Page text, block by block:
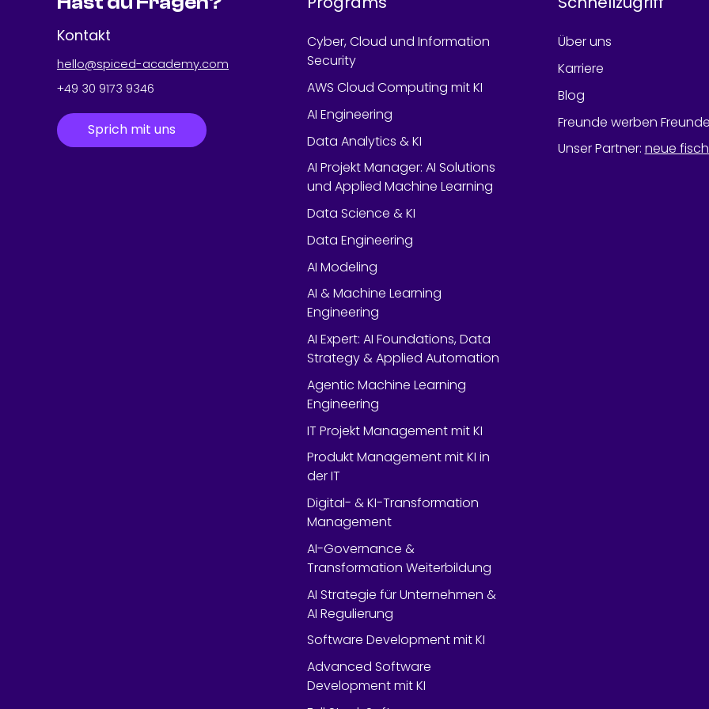
Kontakt
hello@spiced-academy.com
+49 30 9173 9346
Sprich mit uns
Cyber, Cloud und Information
Security
AWS Cloud Computing mit KI
AI Engineering
Data Analytics & KI
AI Projekt Manager: AI Solutions
und Applied Machine Learning
Data Science & KI
Data Engineering
AI Modeling
AI & Machine Learning
Engineering
AI Expert: AI Foundations, Data
Strategy & Applied Automation
Agentic Machine Learning
Engineering
IT Projekt Management mit KI
Produkt Management mit KI in
der IT
Digital- & KI-Transformation
Management
AI-Governance &
Transformation Weiterbildung
AI Strategie für Unternehmen &
AI Regulierung
Software Development mit KI
Advanced Software
Development mit KI
Über uns
Karriere
Blog
Freunde werben Freunde
Unser Partner: neue